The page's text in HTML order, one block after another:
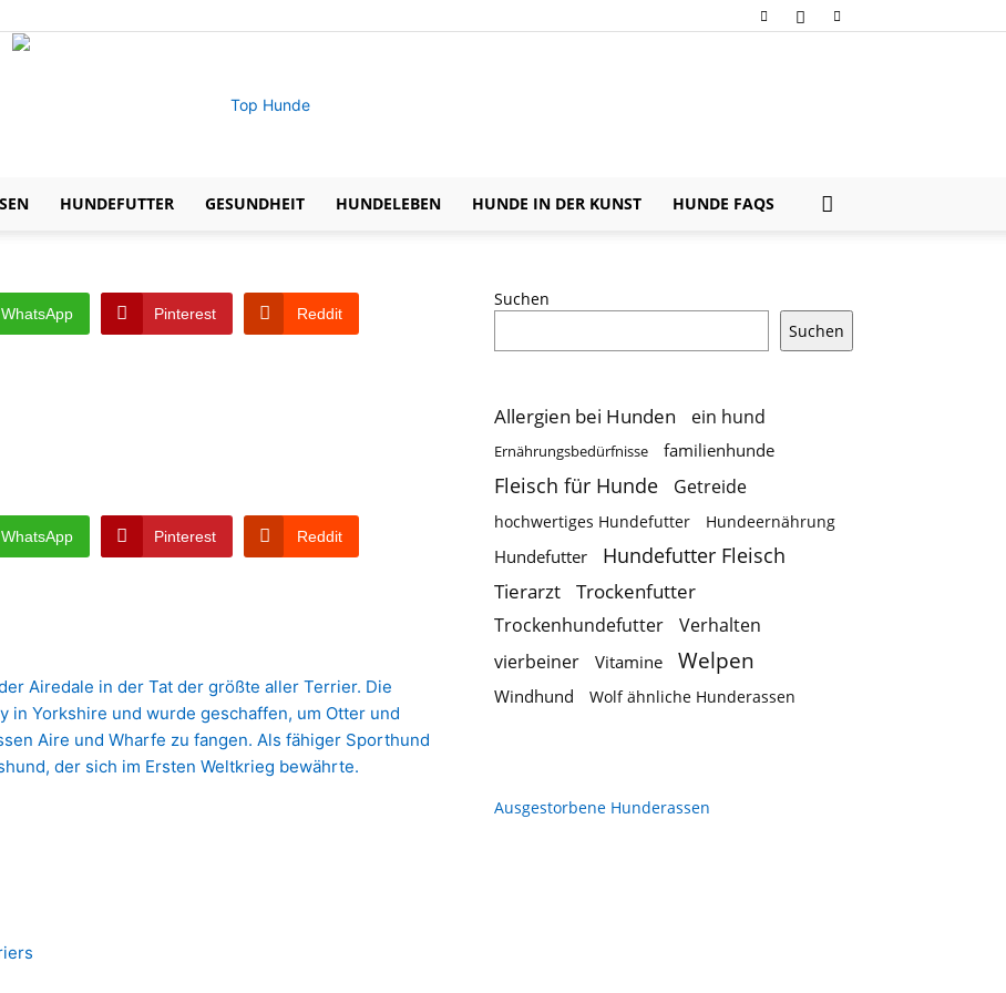
Hundeernährung,
Training
HUNDEFUTTER GESUNDHEIT HUNDELEBEN HUNDE IN DER KUNST HUNDE FAQS
WhatsApp Pinterest Reddit
WhatsApp Pinterest Reddit
Airedale in der Tat der größte aller Terrier. Die
in Yorkshire und wurde geschaffen, um Otter und
Aire und Wharfe zu fangen. Als fähiger Sporthund
der sich im Ersten Weltkrieg bewährte.
Suchen
Suchen
Allergien bei Hunden ein hund
Ernährungsbedürfnisse familienhunde
Fleisch für Hunde Getreide
hochwertiges Hundefutter Hundeernährung
Hundefutter Hundefutter Fleisch
Tierarzt Trockenfutter
Trockenhundefutter
Verhalten
vierbeiner
Vitamine Welpen
Windhund Wolf ähnliche Hunderassen
Ausgestorbene Hunderassen